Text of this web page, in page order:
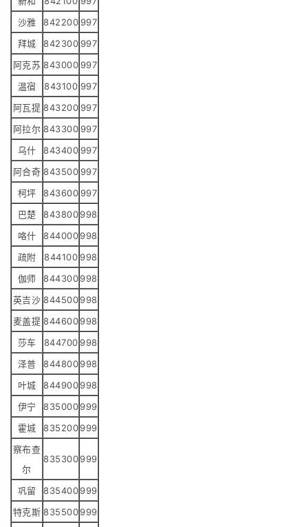
沙雅
842200 997
拜城
842300 997
阿克苏 843000 997
温宿
843100 997
阿瓦提 843200 997
阿拉尔 843300 997
乌什
843400 997
阿合奇 843500 997
柯坪
843600 997
巴楚
843800998
咯什
844000998
疏附
844100 998
伽师
844300998
英吉沙 844500998
麦盖提 844600998
莎车
844700 998
泽普
844800998
叶城
844900998
伊宁
835000999
霍城
835200999
察布查
尔
835300999
巩留 835400999
特克斯 835500999